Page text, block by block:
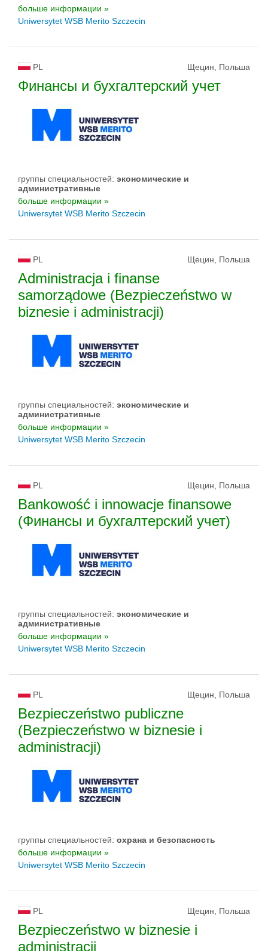
больше информации »
Uniwersytet WSB Merito Szczecin
PL Щецин, Польша
Финансы и бухгалтерский учет
группы специальностей: экономические и
административные
больше информации »
Uniwersytet WSB Merito Szczecin
PL Щецин, Польша
Administracja i finanse
samorządowe (Bezpieczeństwo w
biznesie i administracji)
группы специальностей: экономические и
административные
больше информации »
Uniwersytet WSB Merito Szczecin
PL Щецин, Польша
Bankowość i innowacje finansowe
(Финансы и бухгалтерский учет)
группы специальностей: экономические и
административные
больше информации »
Uniwersytet WSB Merito Szczecin
PL Щецин, Польша
Bezpieczeństwo publiczne
(Bezpieczeństwo w biznesie i
administracji)
группы специальностей: oхрана и безопасность
больше информации »
Uniwersytet WSB Merito Szczecin
PL Щецин, Польша
Bezpieczeństwo w biznesie i
administracji